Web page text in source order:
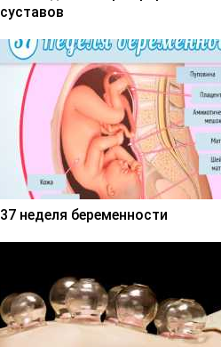
суставов
37 неделя беременности